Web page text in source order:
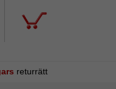
returrätt